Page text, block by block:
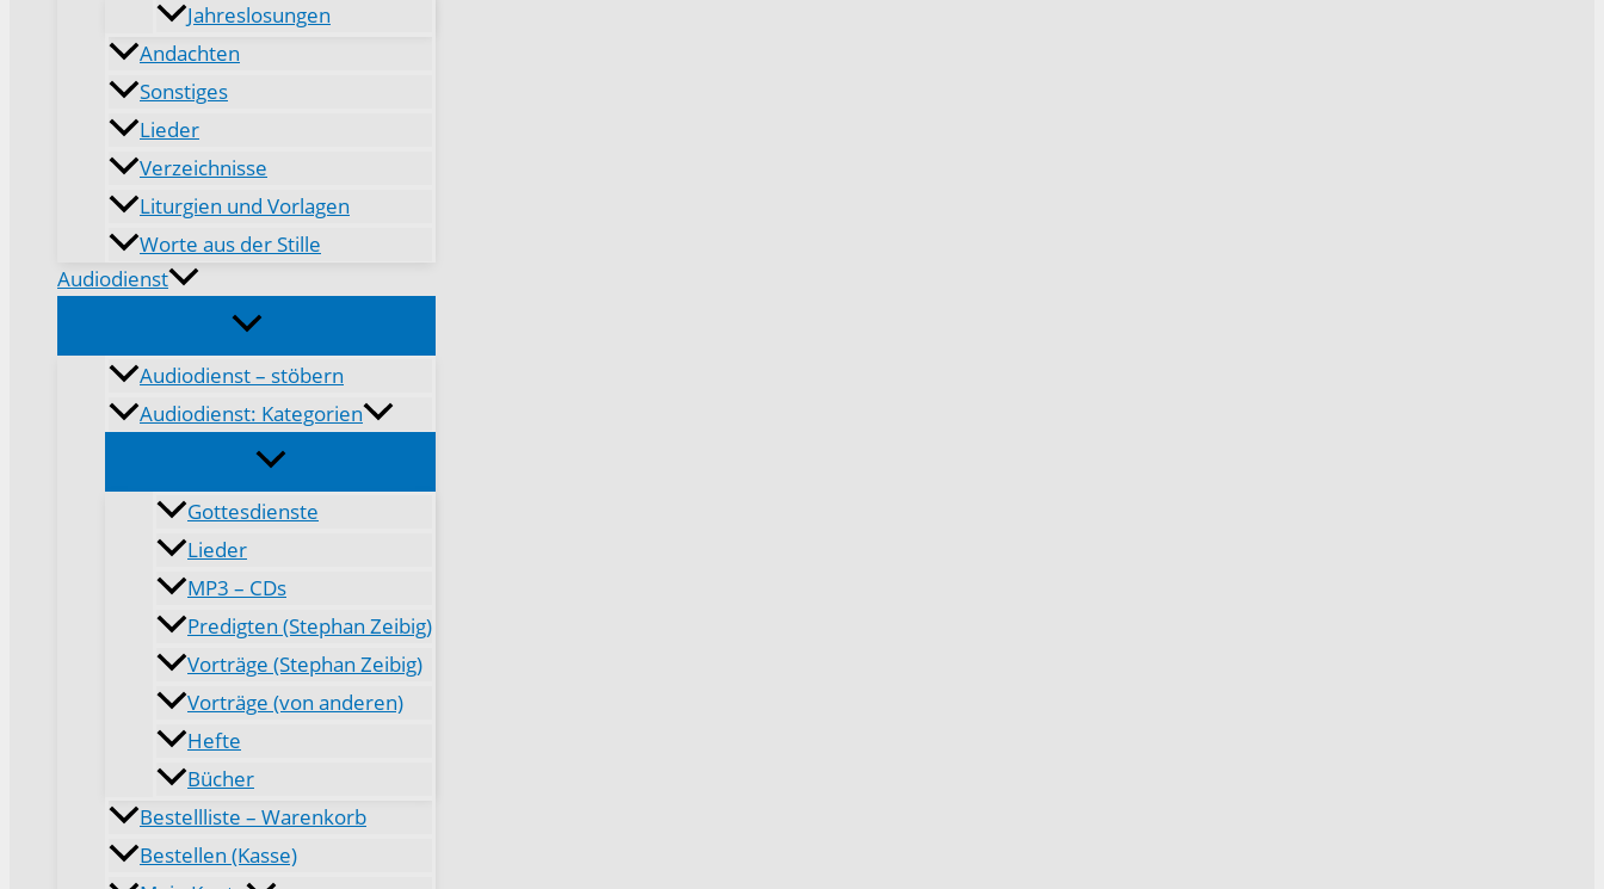
Jahreslosungen
Andachten
Sonstiges
Lieder
Verzeichnisse
Liturgien und Vorlagen
Worte aus der Stille
Audiodienst
Audiodienst – stöbern
Audiodienst: Kategorien
Gottesdienste
Lieder
MP3 – CDs
Predigten (Stephan Zeibig)
Vorträge (Stephan Zeibig)
Vorträge (von anderen)
Hefte
Bücher
Bestellliste – Warenkorb
Bestellen (Kasse)